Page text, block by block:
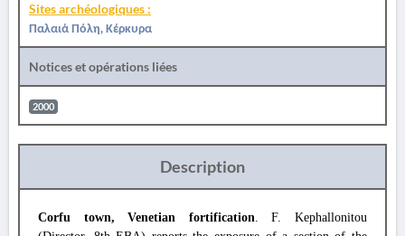
Sites archéologiques :
Παλαιά Πόλη, Κέρκυρα
Notices et opérations liées
2000
Description
Corfu town, Venetian fortification. F. Kephallonitou